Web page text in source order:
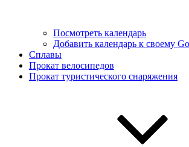
Посмотреть календарь
Добавить календарь к своему
Сплавы
Прокат велосипедов
Прокат туристического снаряжения